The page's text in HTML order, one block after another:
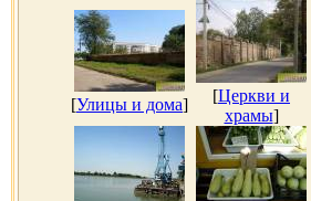
[Улицы и дома] [Церкви и
храмы]